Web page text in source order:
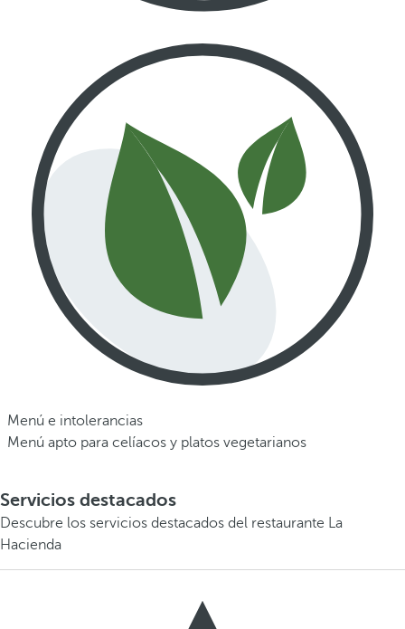
Menú e intolerancias
Menú apto para celíacos y platos vegetarianos
Servicios destacados
Descubre los servicios destacados del restaurante La
Hacienda